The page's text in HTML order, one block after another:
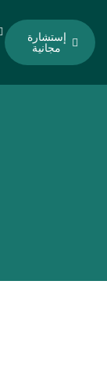
إستشارة
مجانية